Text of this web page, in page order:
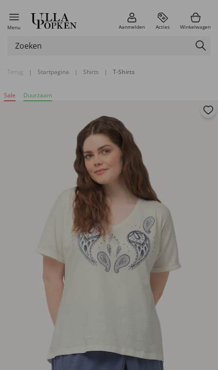
Menu Aanmelden Acties Winkelwagen
Terug | Startpagina | Shirts | T-Shirts
Sale Duurzaam